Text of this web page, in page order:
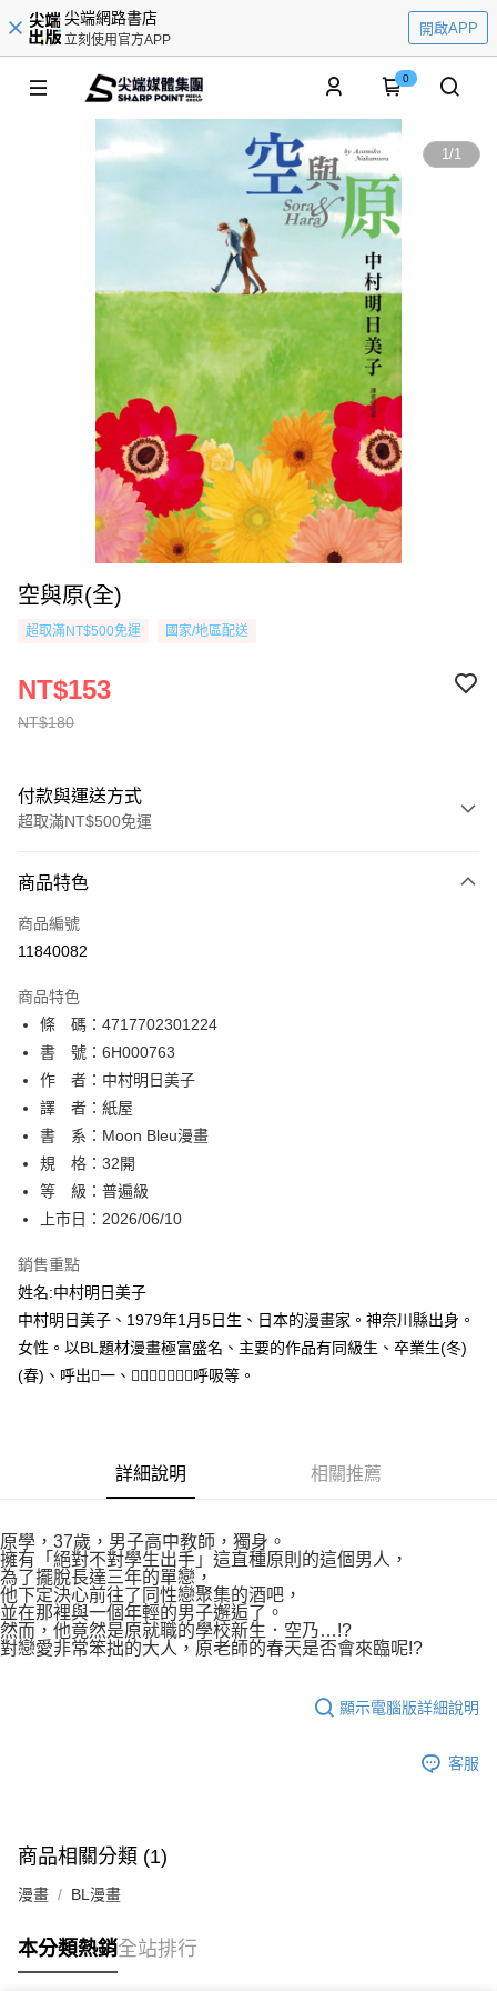
尖端網路書店
立刻使用官方APP
開啟APP
0
1/1
空與原(全)
超取滿NT$500免運 國家/地區配送
NT$180
NT$153
付款與運送方式
超取滿NT$500免運
信用卡一次付款
超商取貨付款
相關說明
【關於「AFTEE先享後付」】
AFTEE先享後付是「在收到商品之後才付款」的支付方式。 讓您購物簡單
便利好安心！
１．簡單：不需註冊會員、不需綁卡、不需儲值。
２．便利：只要手機號碼，簡訊認證，即可結帳。
３．安心：先確認商品／服務後，再付款。
【「AFTEE先享後付」結帳流程】
１．於結帳方式選擇「AFTEE先享後付」後，將跳轉至「AFTEE先享後付」
結帳頁面，進行簡訊認證並確認金額後，即可完成結帳。
２．訂單成立數日內，您將收到繳費通知簡訊。
ATM／網路銀行／等多元方式進行付款，方視為交易完成。
※ 請注意：結帳手續完成當下不需立刻繳費，但若您需要取消訂單，請聯絡
購買商品的店家。未經商家同意取消之訂單仍視為有效，需透過AFTEE先享
後付繳納相關費用。
※ 交易是否成功請以「AFTEE先享後付 」之結帳頁面顯示為準，若有關於
是否繳費成功／繳費後需取消欲退款等相關疑問，請聯繫「AFTEE先享後付
易，需依本服務之必要範圍內提供個人資料，並將交易相關給付款項請求債
https://aftee.tw/terms/#terms3
３．未成年的使用者請事先徵得法定代理人或監護人之同意方可使用
「AFTEE先享後付」，若未經同意申辦者引起之損失，本公司不負相關責
任。
４．使用「AFTEE先享後付」時，將依據個別帳號之用戶狀況，依本公司即
時審查核予不同之上限額度；若仍有額度不足之情形，本公司將視審查結果
請求用戶進行身份認證。
ATM付款
運送方式
全家取貨付款
每筆NT$80，滿NT$500(含以上)免運費
付款後全家取貨
每筆NT$80，滿NT$500(含以上)免運費
付款後萊爾富取貨
每筆NT$80，滿NT$500(含以上)免運費
付款後7-11取貨
宅配
每筆NT$100，滿NT$800(含以上)免運費
國家/地區配送
商品特色
商品編號
11840082
商品特色
條 碼：4717702301224
書 號：6H000763
作 者：中村明日美子
譯 者：紙屋
書 系：Moon Bleu漫畫
規 格：32開
等 級：普遍級
上市日：2026/06/10
銷售重點
姓名:中村明日美子
中村明日美子、1979年1月5日生、日本的漫畫家。神奈川縣出身。
女性。以BL題材漫畫極富盛名、主要的作品有同級生、卒業生(冬)
(春)、呼出一、呼吸等。
詳細說明 相關推薦
原學，37歲，男子高中教師，獨身。
擁有「絕對不對學生出手」這直種原則的這個男人，
為了擺脫長達三年的單戀，
他下定決心前往了同性戀聚集的酒吧，
並在那裡與一個年輕的男子邂逅了。
然而，他竟然是原就職的學校新生．空乃…!?
對戀愛非常笨拙的大人，原老師的春天是否會來臨呢!?
顯示電腦版詳細說明
客服
商品相關分類 (1)
漫畫 BL漫畫
本分類熱銷全站排行